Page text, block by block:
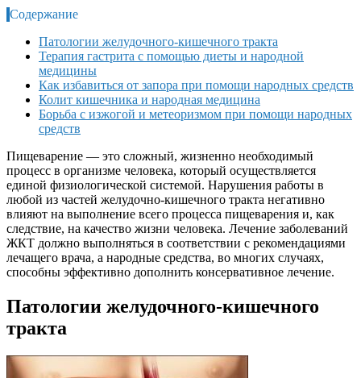
Содержание
Патологии желудочного-кишечного тракта
Терапия гастрита с помощью диеты и народной
медицины
Как избавиться от запора при помощи народных средств
Колит кишечника и народная медицина
Борьба с изжогой и метеоризмом при помощи народных
средств
Пищеварение — это сложный, жизненно необходимый
процесс в организме человека, который осуществляется
единой физиологической системой. Нарушения работы в
любой из частей желудочно-кишечного тракта негативно
влияют на выполнение всего процесса пищеварения и, как
следствие, на качество жизни человека. Лечение заболеваний
ЖКТ должно выполняться в соответствии с рекомендациями
лечащего врача, а народные средства, во многих случаях,
способны эффективно дополнить консервативное лечение.
Патологии желудочного-кишечного
тракта